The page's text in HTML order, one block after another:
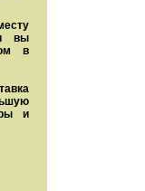
вы
в
и